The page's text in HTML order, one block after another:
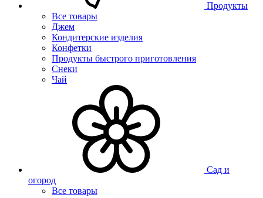
Продукты
Все товары
Джем
Кондитерские изделия
Конфетки
Продукты быстрого приготовления
Снеки
Чай
Сад и
огород
Все товары